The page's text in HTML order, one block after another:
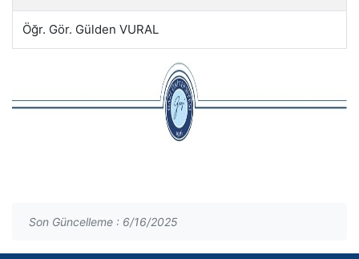
Öğr. Gör. Gülden VURAL
Son Güncelleme : 6/16/2025